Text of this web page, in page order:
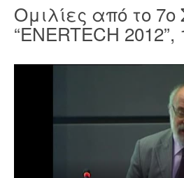
Ομιλίες από το 7ο
“ENERTECH 2012”,